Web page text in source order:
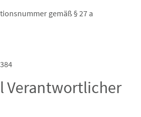
gemäß § 27 a
Verantwortlicher